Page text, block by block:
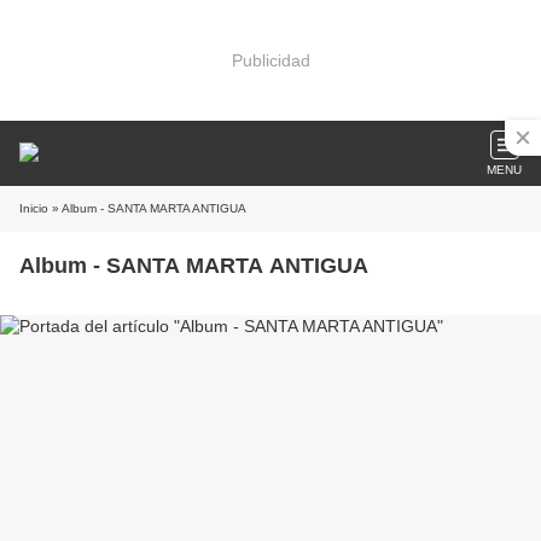
Publicidad
MENU
Inicio » Album - SANTA MARTA ANTIGUA
Album - SANTA MARTA ANTIGUA